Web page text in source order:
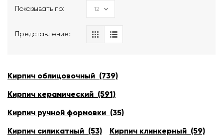
Показывать по:
Представление։
Кирпич облицовочный (739)
Кирпич керамический (591)
Кирпич ручной формовки (35)
Кирпич силикатный (53)
Кирпич клинкерный (59)